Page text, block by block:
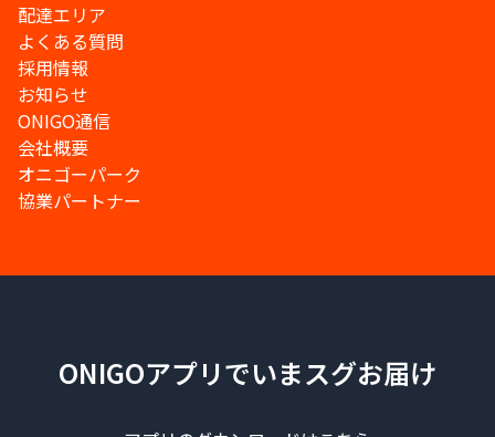
配達エリア
よくある質問
採用情報
お知らせ
ONIGO通信
会社概要
オニゴーパーク
協業パートナー
ONIGOアプリでいまスグお届け